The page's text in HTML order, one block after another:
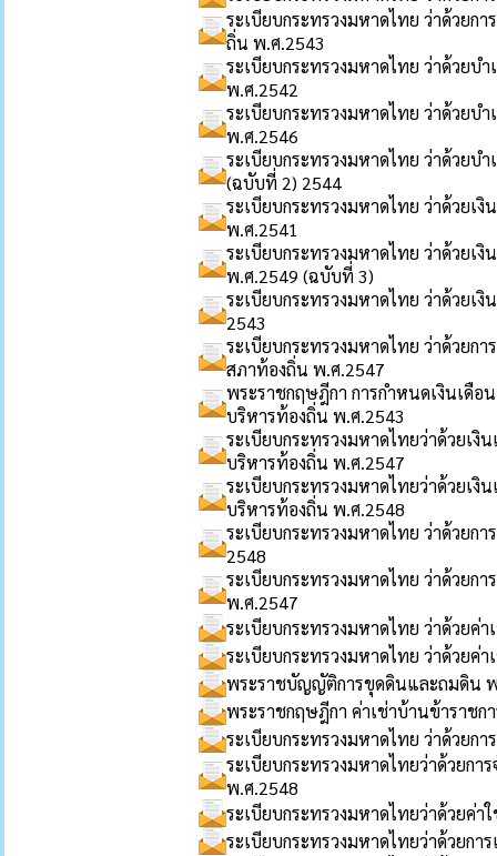
ระเบียบกระทรวงมหาดไทย ว่าด้วยก
ถิ่น พ.ศ.2543
ระเบียบกระทรวงมหาดไทย ว่าด้วยบ
พ.ศ.2542
ระเบียบกระทรวงมหาดไทย ว่าด้วยบ
พ.ศ.2546
ระเบียบกระทรวงมหาดไทย ว่าด้วยบ
(ฉบับที่ 2) 2544
ระเบียบกระทรวงมหาดไทย ว่าด้วยเ
พ.ศ.2541
ระเบียบกระทรวงมหาดไทย ว่าด้วยเ
พ.ศ.2549 (ฉบับที่ 3)
ระเบียบกระทรวงมหาดไทย ว่าด้วยเ
2543
ระเบียบกระทรวงมหาดไทย ว่าด้วยก
สภาท้องถิ่น พ.ศ.2547
พระราชกฤษฎีกา การกำหนดเงินเดื
บริหารท้องถิ่น พ.ศ.2543
ระเบียบกระทรวงมหาดไทยว่าด้วยเ
บริหารท้องถิ่น พ.ศ.2547
ระเบียบกระทรวงมหาดไทยว่าด้วยเ
บริหารท้องถิ่น พ.ศ.2548
ระเบียบกระทรวงมหาดไทย ว่าด้วยก
2548
ระเบียบกระทรวงมหาดไทย ว่าด้วย
พ.ศ.2547
ระเบียบกระทรวงมหาดไทย ว่าด้วยค่
ระเบียบกระทรวงมหาดไทย ว่าด้วย
พระราชบัญญัติการขุดดินและถมดิน
พระราชกฤษฎีกา ค่าเช่าบ้านข้าราช
ระเบียบกระทรวงมหาดไทย ว่าด้วยก
ระเบียบกระทรวงมหาดไทยว่าด้วยก
พ.ศ.2548
ระเบียบกระทรวงมหาดไทยว่าด้วยค่
ระเบียบกระทรวงมหาดไทยว่าด้วยก